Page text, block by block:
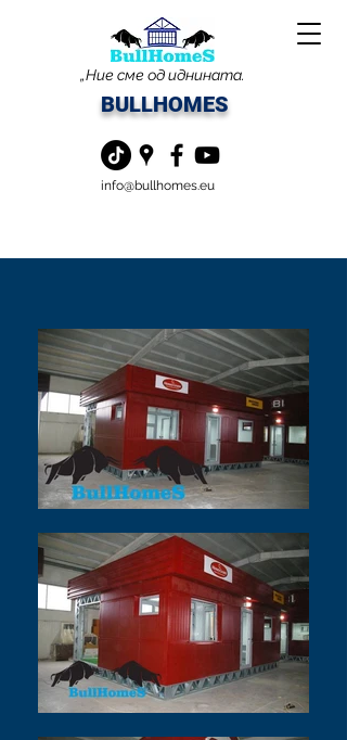
„Ние сме од иднината.
BULLHOMES
info@bullhomes.eu